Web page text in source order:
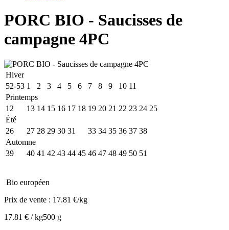
PORC BIO - Saucisses de
campagne 4PC
Hiver
52-53 1 2 3 4 5 6 7 8 9 10 11
Printemps
12
13 14 15 16 17 18 19 20 21 22 23 24 25
Été
26
27 28 29 30 31 33 34 35 36 37 38
Automne
39
40 41 42 43 44 45 46 47 48 49 50 51
Bio européen
Prix de vente : 17.81 €/kg
17.81 € / kg500 g